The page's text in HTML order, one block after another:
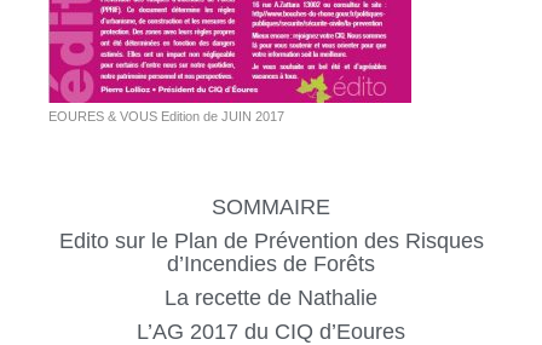
EOURES & VOUS Edition de JUIN 2017
SOMMAIRE
Edito sur le Plan de Prévention des Risques
d’Incendies de Forêts
La recette de Nathalie
L’AG 2017 du CIQ d’Eoures